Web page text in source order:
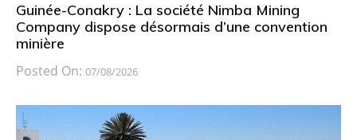
Guinée-Conakry : La société Nimba Mining
Company dispose désormais d’une convention
minière
Posted On: 07/08/2026